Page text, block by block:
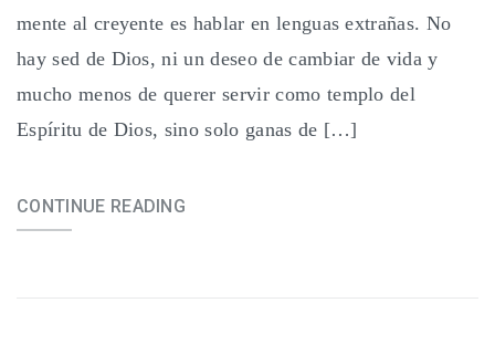
mente al creyente es hablar en lenguas extrañas. No
hay sed de Dios, ni un deseo de cambiar de vida y
mucho menos de querer servir como templo del
Espíritu de Dios, sino solo ganas de […]
CONTINUE READING